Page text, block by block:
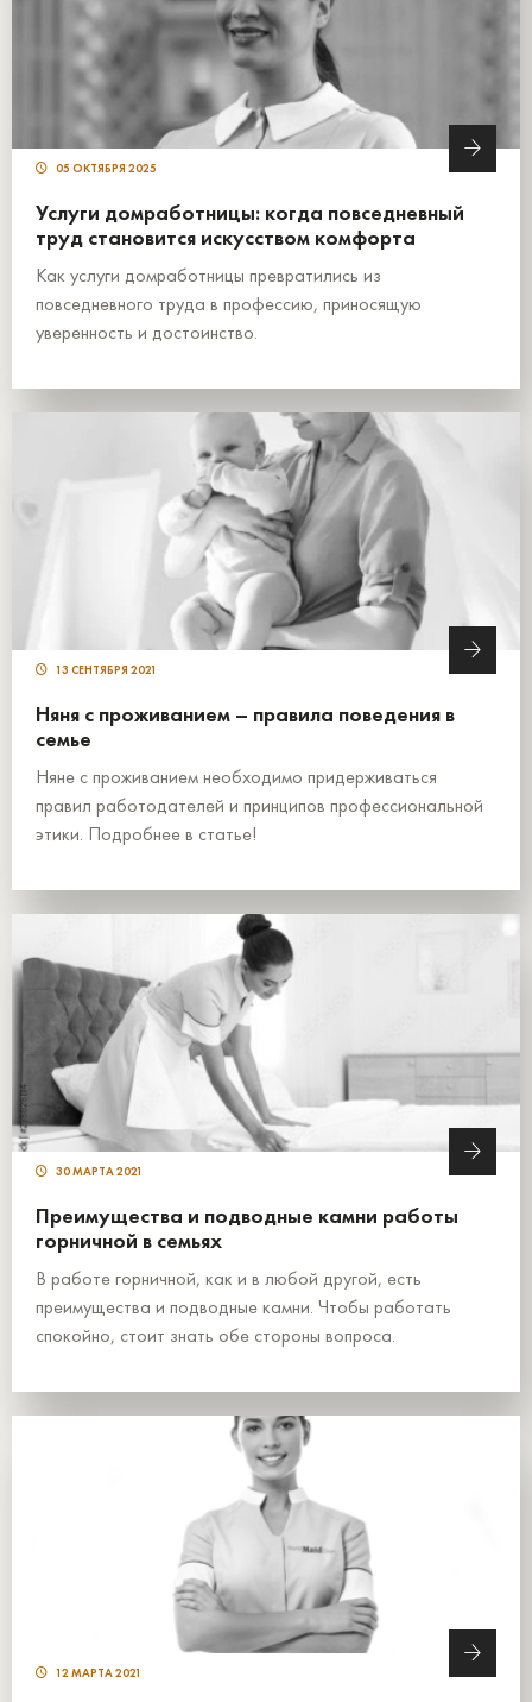
05 ОКТЯБРЯ 2025
Услуги домработницы: когда повседневный
труд становится искусством комфорта
Как услуги домработницы превратились из
повседневного труда в профессию, приносящую
уверенность и достоинство.
13 СЕНТЯБРЯ 2021
Няня с проживанием – правила поведения в
семье
Няне с проживанием необходимо придерживаться
правил работодателей и принципов профессиональной
этики. Подробнее в статье!
30 МАРТА 2021
Преимущества и подводные камни работы
горничной в семьях
В работе горничной, как и в любой другой, есть
преимущества и подводные камни. Чтобы работать
спокойно, стоит знать обе стороны вопроса.
12 МАРТА 2021